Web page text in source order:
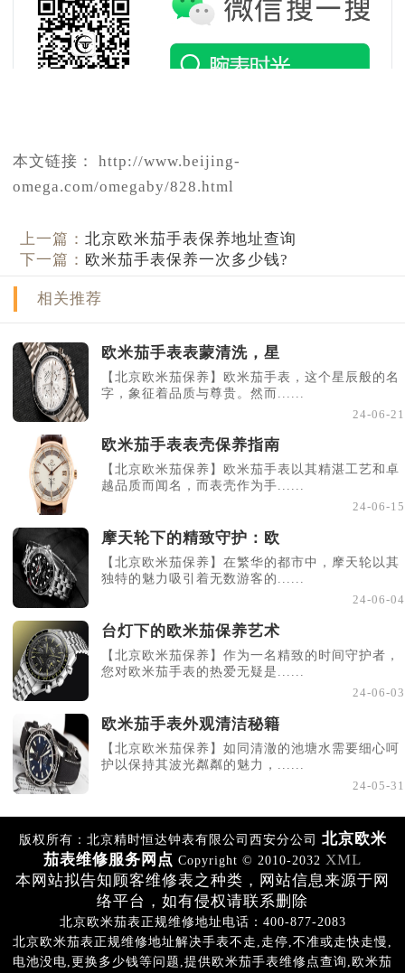
本文链接： http://www.beijing-
omega.com/omegaby/828.html
上一篇：北京欧米茄手表保养地址查询
下一篇： 欧米茄手表保养一次多少钱?
相关推荐
欧米茄手表表蒙清洗，星
【北京欧米茄保养】欧米茄手表，这个星辰般的名
字，象征着品质与尊贵。然而......
24-06-21
欧米茄手表表壳保养指南
【北京欧米茄保养】欧米茄手表以其精湛工艺和卓
越品质而闻名，而表壳作为手......
24-06-15
摩天轮下的精致守护：欧
【北京欧米茄保养】在繁华的都市中，摩天轮以其
独特的魅力吸引着无数游客的......
24-06-04
台灯下的欧米茄保养艺术
【北京欧米茄保养】作为一名精致的时间守护者，
您对欧米茄手表的热爱无疑是......
24-06-03
欧米茄手表外观清洁秘籍
【北京欧米茄保养】如同清澈的池塘水需要细心呵
护以保持其波光粼粼的魅力，......
24-05-31
版权所有：北京精时恒达钟表有限公司西安分公司 北京欧米
茄表维修服务网点 Copyright © 2010-2032 XML
本网站拟告知顾客维修表之种类，网站信息来源于网
络平台，如有侵权请联系删除
北京欧米茄表正规维修地址电话：400-877-2083
北京欧米茄表正规维修地址解决手表不走,走停,不准或走快走慢,
电池没电,更换多少钱等问题,提供欧米茄手表维修点查询,欧米茄